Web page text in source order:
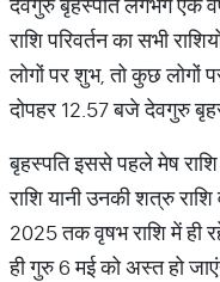
देवगुरु बृहस्पति लगभग एक
राशि परिवर्तन का सभी
लोगों पर शुभ, तो कुछ लोगों
दोपहर 12.57 बजे देवगुरु
बृहस्पति इससे पहले मेष
राशि यानी उनकी शत्रु
2025 तक वृषभ राशि में ही
ही गुरु 6 मई को अस्त हो